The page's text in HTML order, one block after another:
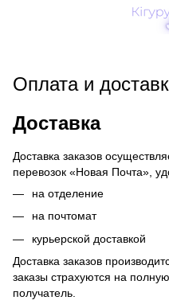
Оплата и
Доставка
Доставка заказов
перевозок «Новая Почта»,
на отделение
на почтомат
курьерской доставкой
Доставка заказов
заказы страхуются на
получатель.